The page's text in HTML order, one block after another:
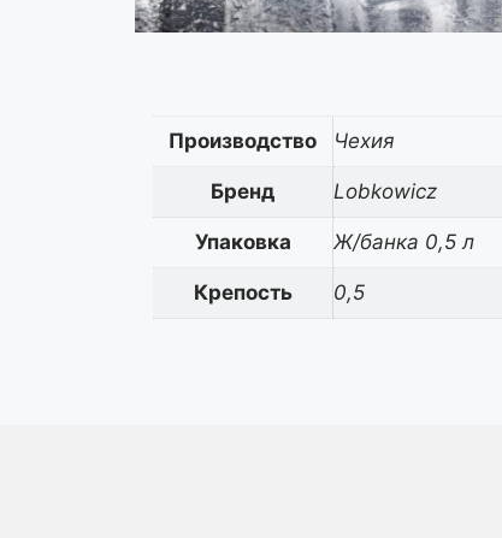
Производство Чехия
Бренд Lobkowicz
Упаковка Ж/банка 0,5 л
Крепость 0,5